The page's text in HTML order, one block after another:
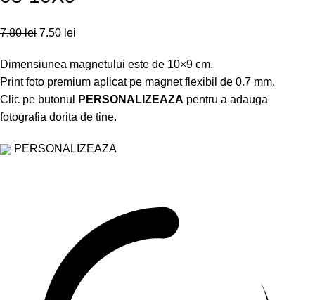
7.80lei 7.50 lei
Dimensiunea magnetului este de 10×9 cm.
Print foto premium aplicat pe magnet flexibil de 0.7 mm.
Clic pe butonul
PERSONALIZEAZA pentru a adauga
fotografia dorita de tine.
PERSONALIZEAZA